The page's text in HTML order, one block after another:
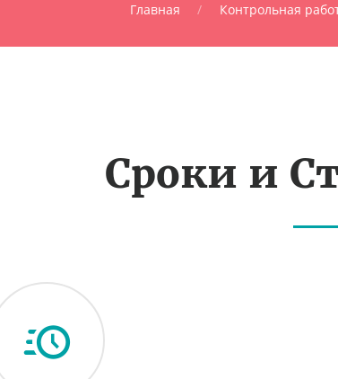
Главная Контрольная
Сроки и